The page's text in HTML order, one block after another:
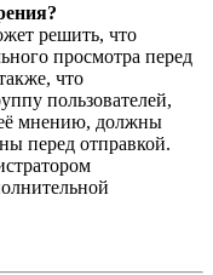
решить, что
просмотра перед
что
пользователей,
мнению, должны
перед отправкой.